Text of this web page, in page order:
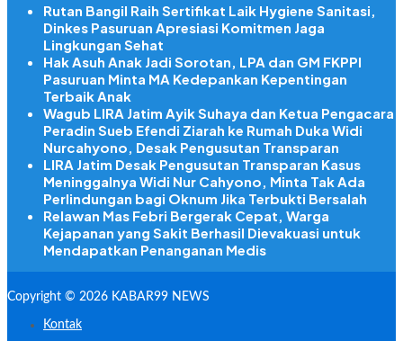
Rutan Bangil Raih Sertifikat Laik Hygiene Sanitasi,
Dinkes Pasuruan Apresiasi Komitmen Jaga
Lingkungan Sehat
Hak Asuh Anak Jadi Sorotan, LPA dan GM FKPPI
Pasuruan Minta MA Kedepankan Kepentingan
Terbaik Anak
Wagub LIRA Jatim Ayik Suhaya dan Ketua Pengacara
Peradin Sueb Efendi Ziarah ke Rumah Duka Widi
Nurcahyono, Desak Pengusutan Transparan
LIRA Jatim Desak Pengusutan Transparan Kasus
Meninggalnya Widi Nur Cahyono, Minta Tak Ada
Perlindungan bagi Oknum Jika Terbukti Bersalah
Relawan Mas Febri Bergerak Cepat, Warga
Kejapanan yang Sakit Berhasil Dievakuasi untuk
Mendapatkan Penanganan Medis
Copyright © 2026 KABAR99 NEWS
Kontak